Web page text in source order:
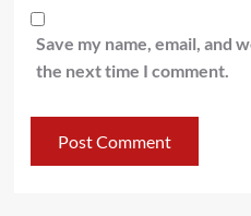
Save my name, email, and
the next time I comment.